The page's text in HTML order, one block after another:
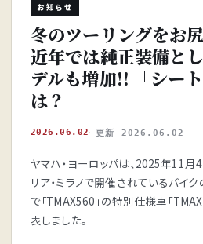
お知らせ
冬のツーリングをお
近年では純正装備と
デルも増加!! 「シー
は？
2026.06.02 更新 2026.06.02
ヤマハ・ヨーロッパは、2025年11
リア・ミラノで開催されているバイ
で「TMAX560」の特別仕様車「
表しました。